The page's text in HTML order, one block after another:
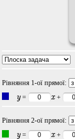
Рівняння 1-ої прямої:
y= x+
Рівняння 2-ої прямої:
y= x+